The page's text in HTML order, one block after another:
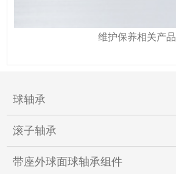
维护保养相关产品
球轴承
滚子轴承
带座外球面球轴承组件